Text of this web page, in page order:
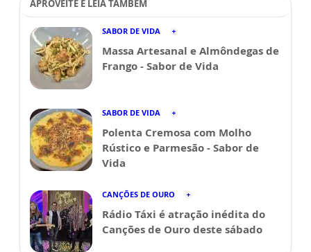
APROVEITE E LEIA TAMBÉM
SABOR DE VIDA
Massa Artesanal e Almôndegas de
Frango - Sabor de Vida
SABOR DE VIDA
Polenta Cremosa com Molho
Rústico e Parmesão - Sabor de
Vida
CANÇÕES DE OURO
Rádio Táxi é atração inédita do
Canções de Ouro deste sábado